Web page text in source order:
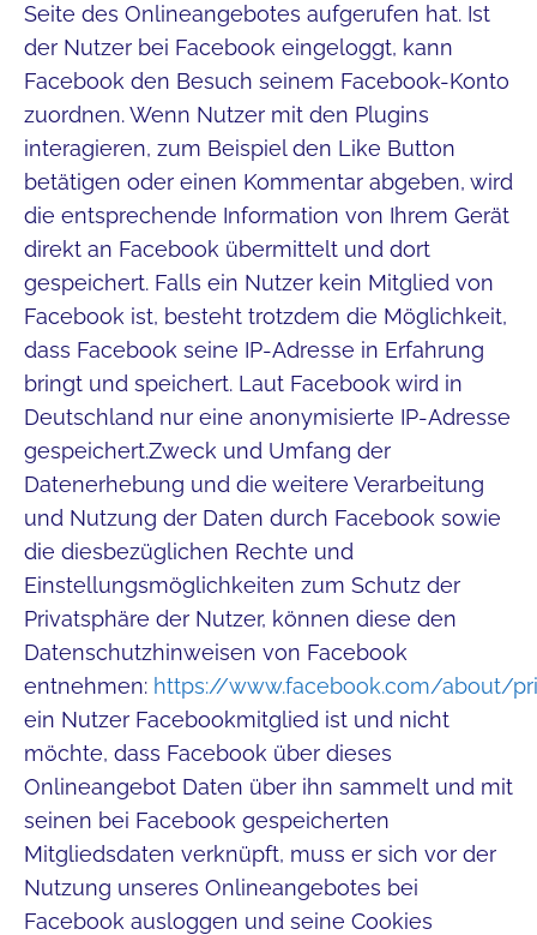
Seite des Onlineangebotes aufgerufen hat. Ist
der Nutzer bei Facebook eingeloggt, kann
Facebook den Besuch seinem Facebook-Konto
zuordnen. Wenn Nutzer mit den Plugins
interagieren, zum Beispiel den Like Button
betätigen oder einen Kommentar abgeben, wird
die entsprechende Information von Ihrem Gerät
direkt an Facebook übermittelt und dort
gespeichert. Falls ein Nutzer kein Mitglied von
Facebook ist, besteht trotzdem die Möglichkeit,
dass Facebook seine IP-Adresse in Erfahrung
bringt und speichert. Laut Facebook wird in
Deutschland nur eine anonymisierte IP-Adresse
gespeichert.Zweck und Umfang der
Datenerhebung und die weitere Verarbeitung
und Nutzung der Daten durch Facebook sowie
die diesbezüglichen Rechte und
Einstellungsmöglichkeiten zum Schutz der
Privatsphäre der Nutzer, können diese den
Datenschutzhinweisen von Facebook
entnehmen: https://www.facebook.com/about/
ein Nutzer Facebookmitglied ist und nicht
möchte, dass Facebook über dieses
Onlineangebot Daten über ihn sammelt und mit
seinen bei Facebook gespeicherten
Mitgliedsdaten verknüpft, muss er sich vor der
Nutzung unseres Onlineangebotes bei
Facebook ausloggen und seine Cookies